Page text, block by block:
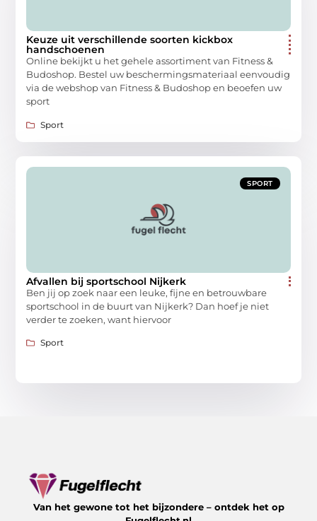
Keuze uit verschillende soorten kickbox
handschoenen
Online bekijkt u het gehele assortiment van Fitness &
Budoshop. Bestel uw beschermingsmateriaal eenvoudig
via de webshop van Fitness & Budoshop en beoefen uw
sport
Sport
SPORT
Afvallen bij sportschool Nijkerk
Ben jij op zoek naar een leuke, fijne en betrouwbare
sportschool in de buurt van Nijkerk? Dan hoef je niet
verder te zoeken, want hiervoor
Sport
Van het gewone tot het bijzondere – ontdek het op